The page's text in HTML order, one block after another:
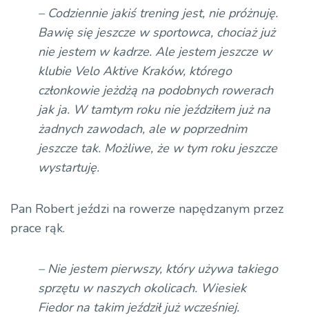
dźwiękowych
– Codziennie jakiś trening jest, nie próżnuję.
Bawię się jeszcze w sportowca, chociaż już
nie jestem w kadrze. Ale jestem jeszcze w
klubie Velo Aktive Kraków, którego
członkowie jeżdżą na podobnych rowerach
jak ja. W tamtym roku nie jeździłem już na
żadnych zawodach, ale w poprzednim
jeszcze tak. Możliwe, że w tym roku jeszcze
wystartuję.
Pan Robert jeździ na rowerze napędzanym przez
prace rąk.
– Nie jestem pierwszy, który używa takiego
sprzętu w naszych okolicach. Wiesiek
Fiedor na takim jeździł już wcześniej.